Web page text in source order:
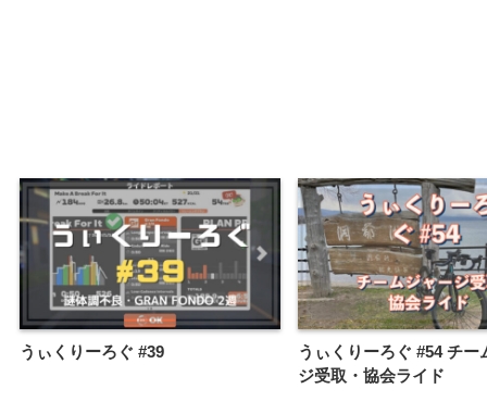
うぃくりーろぐ #39
うぃくりーろぐ #54 チー
ジ受取・協会ライド